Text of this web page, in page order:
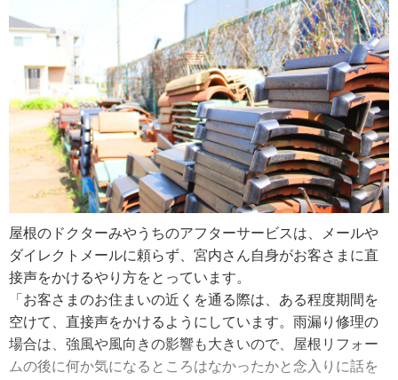
種目で県大会１位をとる実力で、大学では、東北・北海道
大会の床運動で２位の成績をおさめました。
「私もオリンピック選手を目指していた…と言いたいとこ
ろなんですが、どうしても苦手な種目があったので、国内
選手どまりでした。世界で戦うには、人より秀でた得意技
があることより、１つも苦手がないことの方が、昔は大切
でしたね。それでも、真面目に取り組んでいたので、大学
を卒業する時には、指導者としてのお話もいただきまし
しかし、宮内さんは体育指導者としての道は選ばず、大学
卒業後は実家へ戻り、父が経営していた宮内瓦店に入社し
ました。
「小さい頃から、親の仕事について行って屋根に上がって
いたので、自然と家に戻る方向で動いていましたね。私に
とっては、教員の仕事より、屋根の上で体を使う仕事の方
が魅力的だったんです」
そして２年後、宮内瓦店をいったん退職し、別の屋根工事
雨漏りなどの不具合をピンポイントで見つけられること。
そして、最小限の手間で的確に修繕できることですね」
そして、宮内さんが仕事をする上でいつも心に留めている
想いがあります。それは、「自分・相手（お客さま）・第
三者（周囲の人たち）」の３つがうまく重なった時に、そ
の中心に良い仕事や思いやりが生まれるという考えです。
「私のやる仕事、屋根工事が１つ目。そして２つ目がお客
さまの要望。双方だけで屋根工事仕事をすすめるのではな
います。私とお客さまが、周囲の人に対して思いやりが持
てた時に、仕事はうまくいきます。具体的に言うと、屋根
工事の際の、ご迷惑かけますという最初の声かけと、日々
の挨拶ですね。その気遣いはとても大切です。この『３つ
の重なり』は、私の経験から、仕事だけではなく、人間関
係全般に影響していると実感しています。地域のＰＴＡ会
屋根のドクターみやうちのアフターサービスは、メールや
ダイレクトメールに頼らず、宮内さん自身がお客さまに直
接声をかけるやり方をとっています。
「お客さまのお住まいの近くを通る際は、ある程度期間を
空けて、直接声をかけるようにしています。雨漏り修理の
場合は、強風や風向きの影響も大きいので、屋根リフォー
ムの後に何か気になるところはなかったかと念入りに話を